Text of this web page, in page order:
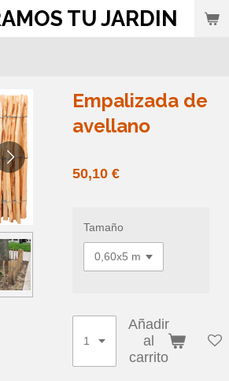
TU JARDIN
Empalizada de
avellano
50,10 €
Tamaño
Añadir
al
carrito